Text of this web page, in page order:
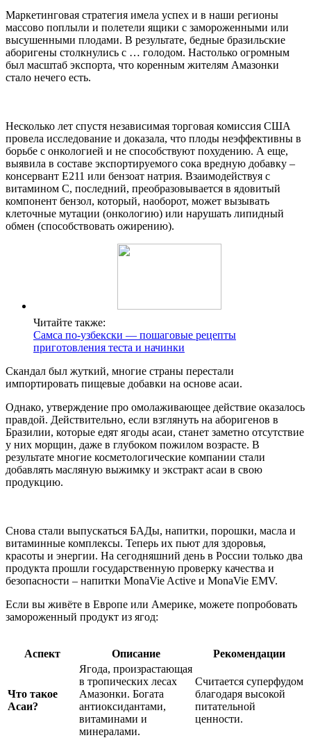
Маркетинговая стратегия имела успех и в наши регионы
массово поплыли и полетели ящики с замороженными или
высушенными плодами. В результате, бедные бразильские
аборигены столкнулись с … голодом. Настолько огромным
был масштаб экспорта, что коренным жителям Амазонки
стало нечего есть.
Несколько лет спустя независимая торговая комиссия США
провела исследование и доказала, что плоды неэффективны в
борьбе с онкологией и не способствуют похудению. А еще,
выявила в составе экспортируемого сока вредную добавку –
консервант Е211 или бензоат натрия. Взаимодействуя с
витамином С, последний, преобразовывается в ядовитый
компонент бензол, который, наоборот, может вызывать
клеточные мутации (онкологию) или нарушать липидный
обмен (способствовать ожирению).
Читайте также:
Самса по-узбекски — пошаговые рецепты
приготовления теста и начинки
Скандал был жуткий, многие страны перестали
импортировать пищевые добавки на основе асаи.
Однако, утверждение про омолаживающее действие оказалось
правдой. Действительно, если взглянуть на аборигенов в
Бразилии, которые едят ягоды асаи, станет заметно отсутствие
у них морщин, даже в глубоком пожилом возрасте. В
результате многие косметологические компании стали
добавлять масляную выжимку и экстракт асаи в свою
продукцию.
Снова стали выпускаться БАДы, напитки, порошки, масла и
витаминные комплексы. Теперь их пьют для здоровья,
красоты и энергии. На сегодняшний день в России только два
продукта прошли государственную проверку качества и
безопасности – напитки MonaVie Active и MonaVie EMV.
Если вы живёте в Европе или Америке, можете попробовать
замороженный продукт из ягод:
Аспект Описание Рекомендации
Что такое
Асаи?
Ягода, произрастающая
в тропических лесах
Амазонки. Богата
антиоксидантами,
витаминами и
минералами.
Считается суперфудом
благодаря высокой
питательной
ценности.